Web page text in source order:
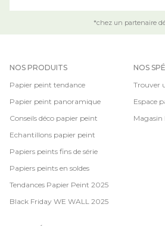
*chez un partenaire
NOS PRODUITS
Papier peint tendance
Papier peint panoramique
Conseils déco papier peint
Echantillons papier peint
Papiers peints fins de série
Papiers peints en soldes
Tendances Papier Peint 2025
Black Friday WE WALL 2025
NOS
Trouver
Espace
Magasin